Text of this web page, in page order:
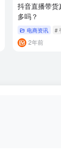
抖音直播带货
多吗？
电商资讯 #
2年前